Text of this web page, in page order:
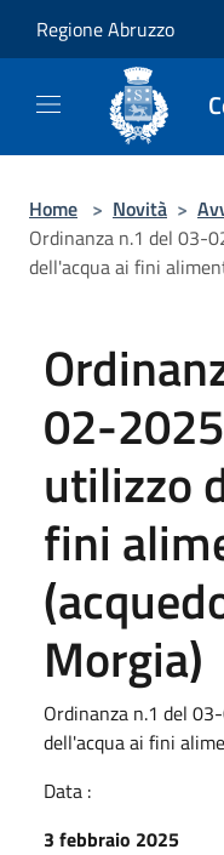
Regione Abruzzo
Home > Novità >
Ordinanza n.1 del 03-
dell'acqua ai fini
02-
utilizzo
fini
Morgia)
Ordinanza n.1 del
dell'acqua ai fini
Data :
3 febbraio 2025